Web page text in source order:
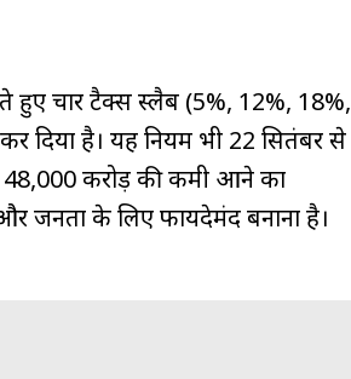
हुए चार टैक्स स्लैब (5%, 12%, 18%,
दिया है। यह नियम भी 22 सितंबर से
करोड़ की कमी आने का
जनता के लिए फायदेमंद बनाना है।